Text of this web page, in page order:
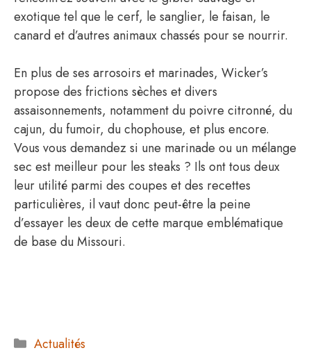
exotique tel que le cerf, le sanglier, le faisan, le
canard et d’autres animaux chassés pour se nourrir.
En plus de ses arrosoirs et marinades, Wicker’s
propose des frictions sèches et divers
assaisonnements, notamment du poivre citronné, du
cajun, du fumoir, du chophouse, et plus encore.
Vous vous demandez si une marinade ou un mélange
sec est meilleur pour les steaks ? Ils ont tous deux
leur utilité parmi des coupes et des recettes
particulières, il vaut donc peut-être la peine
d’essayer les deux de cette marque emblématique
de base du Missouri.
Catégories
Actualités